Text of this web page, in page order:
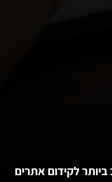
לקידום אתרים